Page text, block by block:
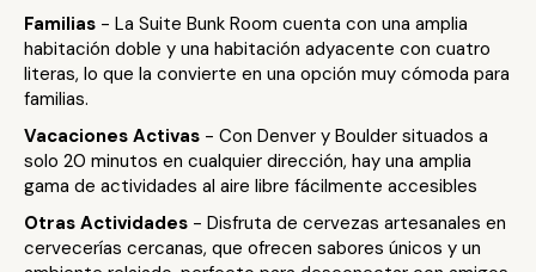
Familias - La Suite Bunk Room cuenta con una amplia
habitación doble y una habitación adyacente con cuatro
literas, lo que la convierte en una opción muy cómoda para
familias.
Vacaciones Activas - Con Denver y Boulder situados a
solo 20 minutos en cualquier dirección, hay una amplia
gama de actividades al aire libre fácilmente accesibles
Otras Actividades - Disfruta de cervezas artesanales en
cervecerías cercanas, que ofrecen sabores únicos y un